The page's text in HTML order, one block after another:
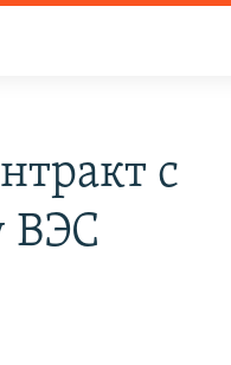
с
ВЭС